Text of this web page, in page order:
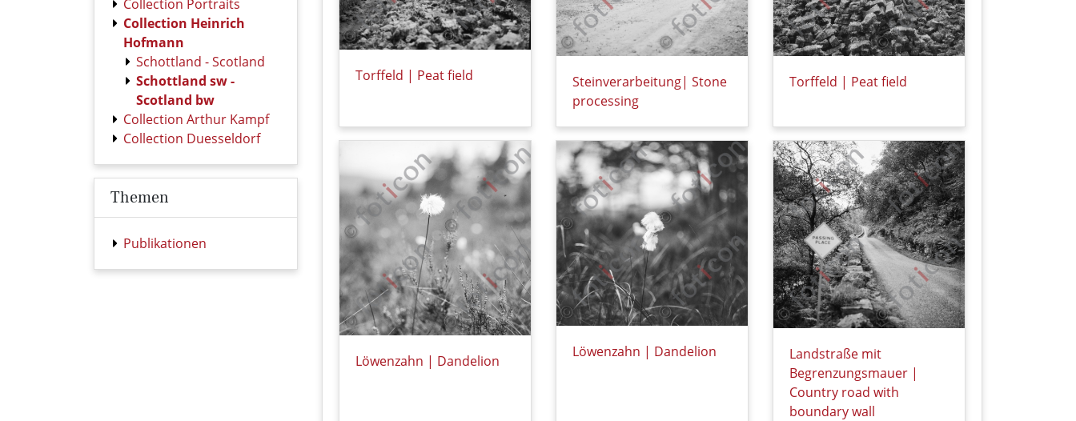
Collection Portraits
Collection Heinrich
Hofmann
Schottland - Scotland
Schottland sw -
Scotland bw
Collection Arthur Kampf
Collection Duesseldorf
Themen
Publikationen
Torffeld | Peat field
Details zu Torffeld | Peat field (foticon-hofmann-001-000-sw.jpg)
Steinverarbeitung| Stone
processing
Torffeld | Peat field
Löwenzahn | Dandelion
Löwenzahn | Dandelion
Details zu Löwenzahn | Dandelion (foticon-hofmann-001-004-sw.jpg)
Landstraße mit
Begrenzungsmauer |
Country road with
boundary wall